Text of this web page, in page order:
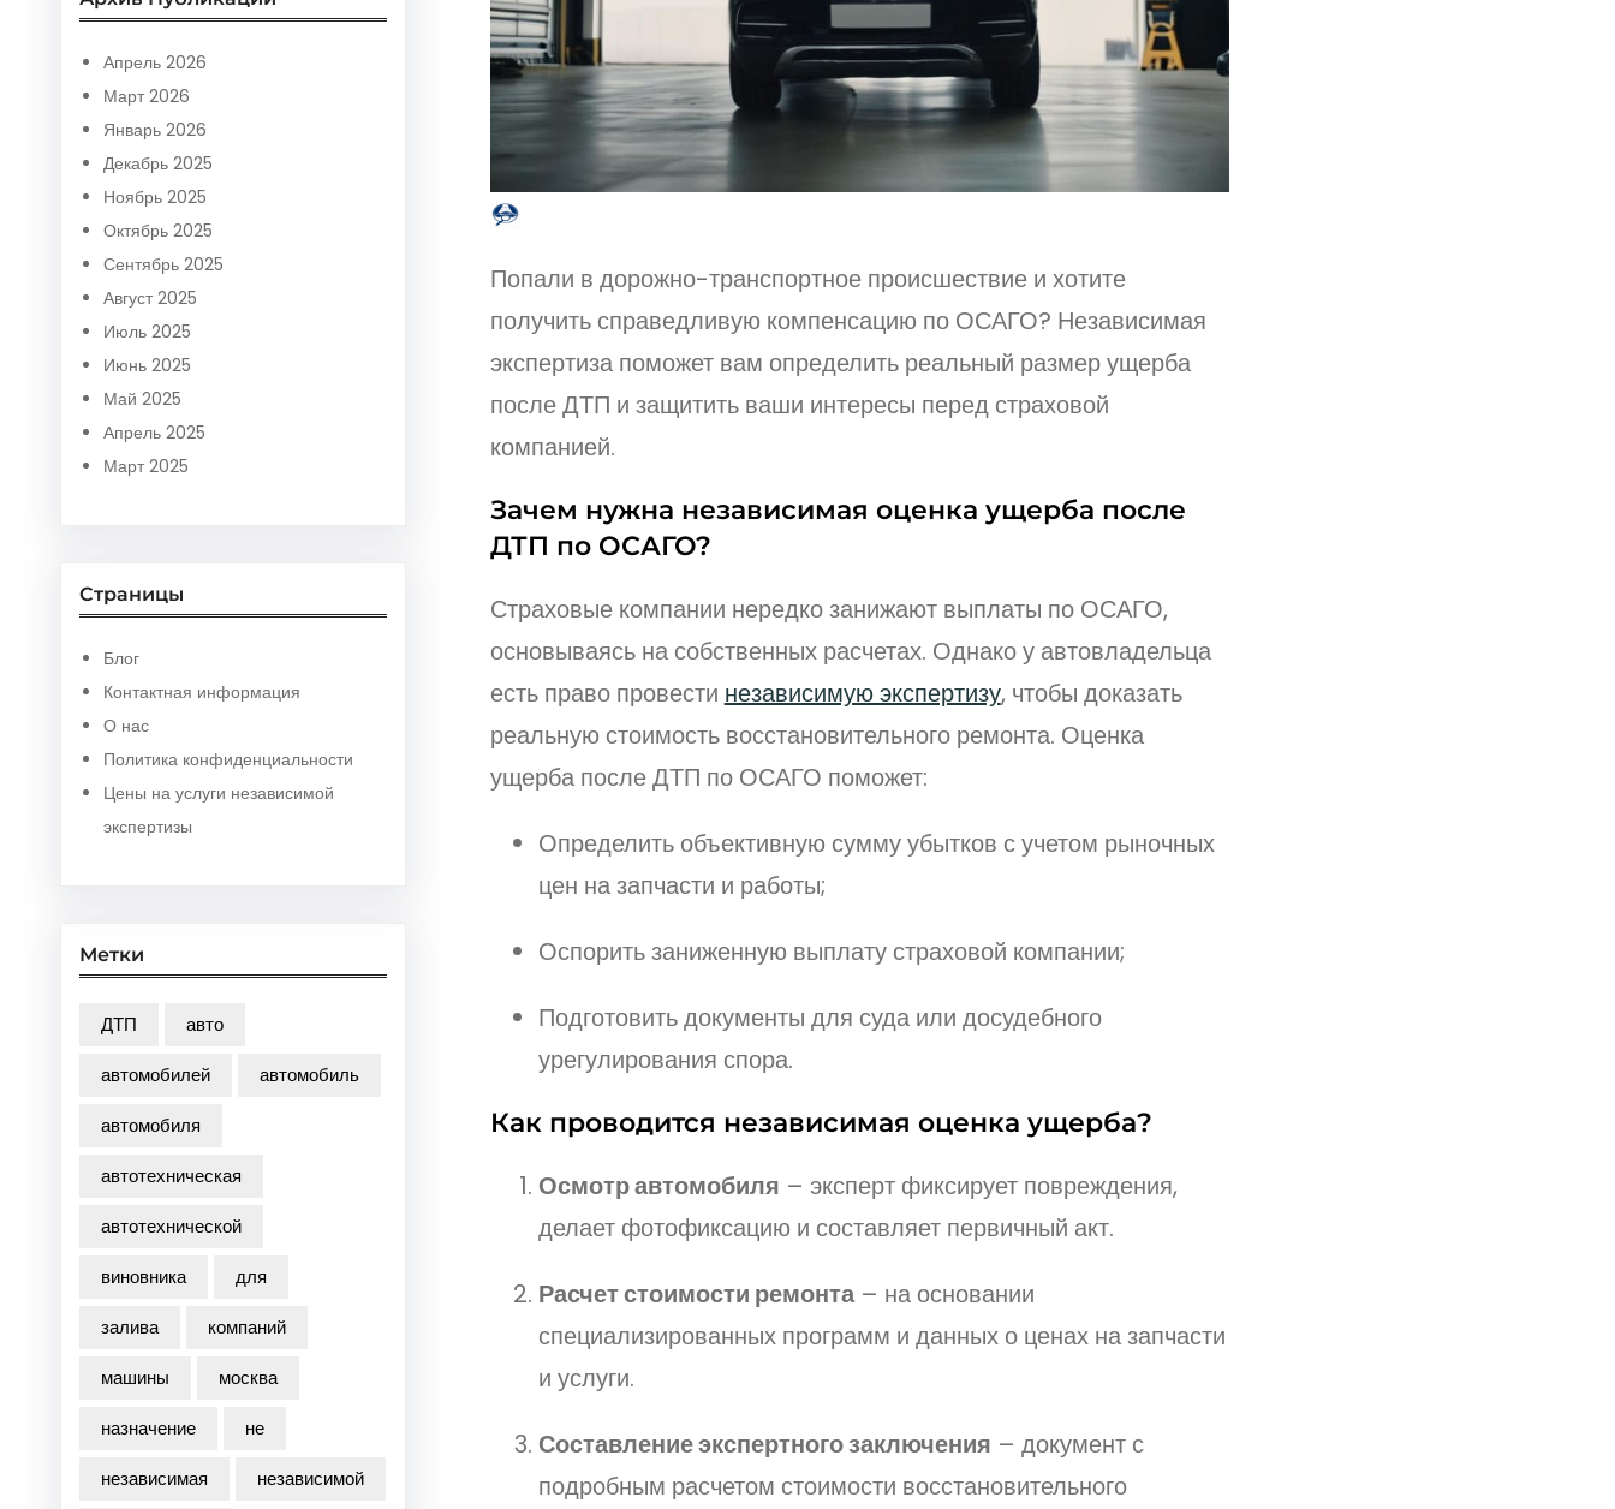
h
Апрель 2026
Март 2026
Январь 2026
Декабрь 2025
Ноябрь 2025
Октябрь 2025
Сентябрь 2025
Август 2025
Июль 2025
Июнь 2025
Май 2025
Апрель 2025
Март 2025
Страницы
Блог
Контактная информация
О нас
Политика конфиденциальности
Цены на услуги независимой
экспертизы
Метки
ДТП
авто
автомобилей
автомобиль
автомобиля
автотехническая
автотехнической
виновника
для
залива
компаний
машины
москва
назначение
не
независимая
независимой
Попали в дорожно-транспортное происшествие и хотите
получить справедливую компенсацию по ОСАГО? Независимая
экспертиза поможет вам определить реальный размер ущерба
после ДТП и защитить ваши интересы перед страховой
компанией.
Зачем нужна независимая оценка ущерба после
ДТП по ОСАГО?
Страховые компании нередко занижают выплаты по ОСАГО,
основываясь на собственных расчетах. Однако у автовладельца
есть право провести независимую экспертизу, чтобы доказать
реальную стоимость восстановительного ремонта. Оценка
ущерба после ДТП по ОСАГО поможет:
Определить объективную сумму убытков с учетом рыночных
цен на запчасти и работы;
Оспорить заниженную выплату страховой компании;
Подготовить документы для суда или досудебного
урегулирования спора.
Как проводится независимая оценка ущерба?
Осмотр автомобиля – эксперт фиксирует повреждения,
делает фотофиксацию и составляет первичный акт.
Расчет стоимости ремонта– на основании
специализированных программ и данных о ценах на запчасти
и услуги.
Составление экспертного заключения – документ с
подробным расчетом стоимости восстановительного